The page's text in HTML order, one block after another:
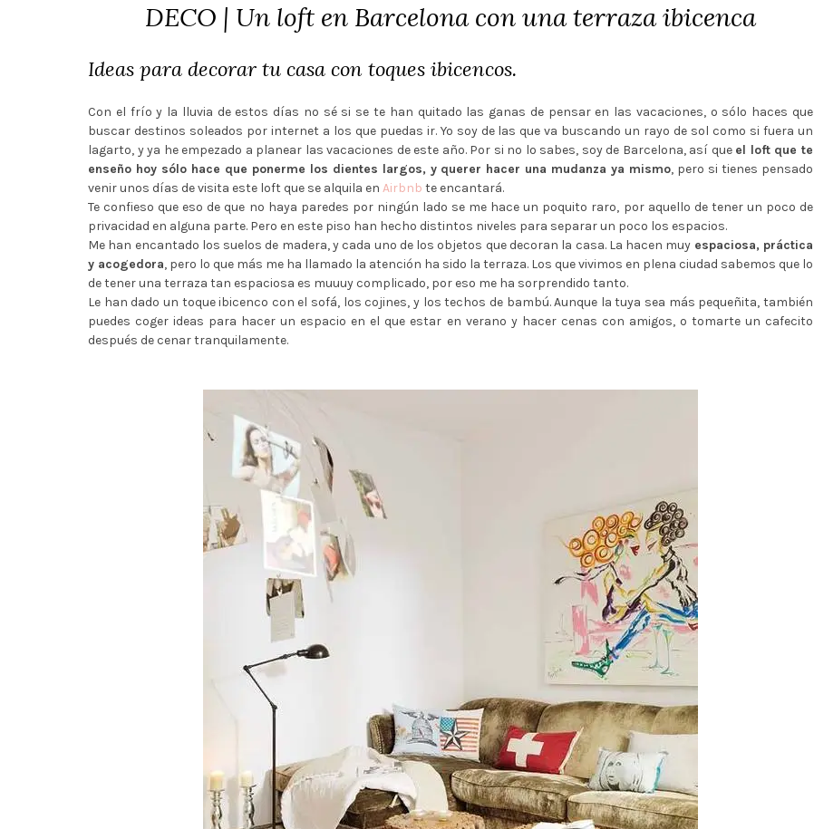
DECO | Un loft en Barcelona con una terraza ibicenca
Ideas para decorar tu casa con toques ibicencos.
Con el frío y la lluvia de estos días no sé si se te han quitado las ganas de pensar en las vacaciones, o sólo haces que
buscar destinos soleados por internet a los que puedas ir. Yo soy de las que va buscando un rayo de sol como si fuera un
lagarto, y ya he empezado a planear las vacaciones de este año. Por si no lo sabes, soy de Barcelona, así que el loft que te
enseño hoy sólo hace que ponerme los dientes largos, y querer hacer una mudanza ya mismo, pero si tienes pensado
venir unos días de visita este loft que se alquila en Airbnb te encantará.
Te confieso que eso de que no haya paredes por ningún lado se me hace un poquito raro, por aquello de tener un poco de
privacidad en alguna parte. Pero en este piso han hecho distintos niveles para separar un poco los espacios.
Me han encantado los suelos de madera, y cada uno de los objetos que decoran la casa. La hacen muy espaciosa, práctica
y acogedora, pero lo que más me ha llamado la atención ha sido la terraza. Los que vivimos en plena ciudad sabemos que lo
de tener una terraza tan espaciosa es muuuy complicado, por eso me ha sorprendido tanto.
Le han dado un toque ibicenco con el sofá, los cojines, y los techos de bambú. Aunque la tuya sea más pequeñita, también
puedes coger ideas para hacer un espacio en el que estar en verano y hacer cenas con amigos, o tomarte un cafecito
después de cenar tranquilamente.